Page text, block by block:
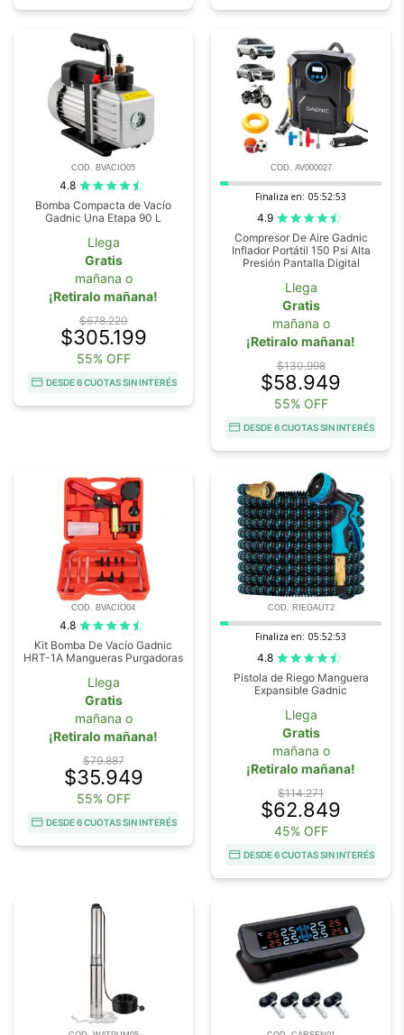
COD. BVACIO05
4.8
Bomba Compacta de Vacío
Gadnic Una Etapa 90 L
Llega
Gratis
mañana o
¡Retiralo mañana!
$678.220
$305.199
55% OFF
DESDE 6 CUOTAS SIN INTERÉS
COD. AV000027
Finaliza en: 05:52:52
4.9
Compresor De Aire Gadnic
Inflador Portátil 150 Psi Alta
Presión Pantalla Digital
Llega
Gratis
mañana o
¡Retiralo mañana!
$130.998
$58.949
55% OFF
DESDE 6 CUOTAS SIN INTERÉS
COD. BVACIO04
4.8
Kit Bomba De Vacío Gadnic
HRT-1A Mangueras Purgadoras
Llega
Gratis
mañana o
¡Retiralo mañana!
$79.887
$35.949
55% OFF
DESDE 6 CUOTAS SIN INTERÉS
COD. RIEGAUT2
Finaliza en: 05:52:52
4.8
Pistola de Riego Manguera
Expansible Gadnic
Llega
Gratis
mañana o
¡Retiralo mañana!
$114.271
$62.849
45% OFF
DESDE 6 CUOTAS SIN INTERÉS